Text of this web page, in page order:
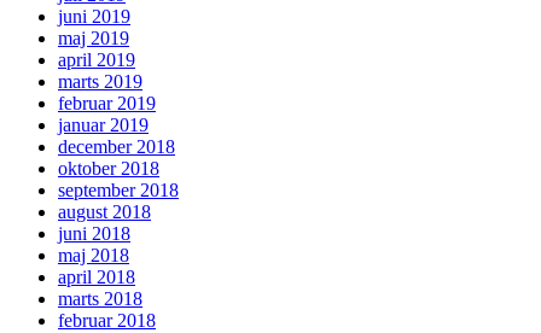
juni 2019
maj 2019
april 2019
marts 2019
februar 2019
januar 2019
december 2018
oktober 2018
september 2018
august 2018
juni 2018
maj 2018
april 2018
marts 2018
februar 2018